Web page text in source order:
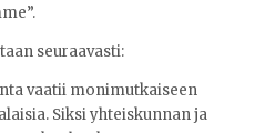
seuraavasti:
vaatii monimutkaiseen
Siksi yhteiskunnan ja